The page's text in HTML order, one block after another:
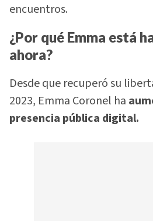
encuentros.
¿Por qué Emma está
ahora?
Desde que recuperó su
2023, Emma Coronel ha
presencia pública digital.